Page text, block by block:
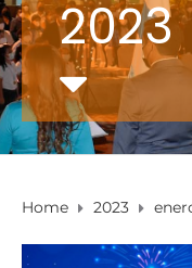
2023
Home 2023